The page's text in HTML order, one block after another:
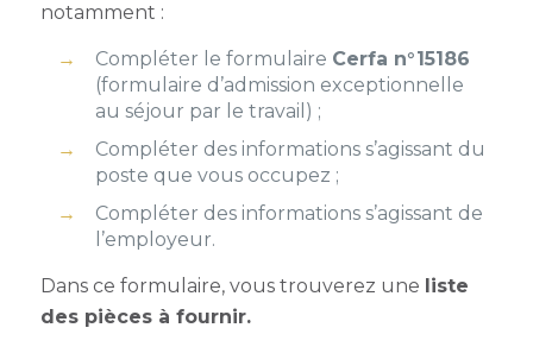
notamment :
Compléter le formulaire Cerfa n°15186
(formulaire d’admission exceptionnelle
au séjour par le travail) ;
Compléter des informations s’agissant du
poste que vous occupez ;
Compléter des informations s’agissant de
l’employeur.
Dans ce formulaire, vous trouverez une liste
des pièces à fournir.